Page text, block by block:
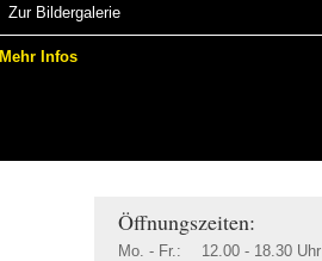
Zur Bildergalerie
Mehr Infos
Öffnungszeiten:
Mo. - Fr.:
12.00 - 18.30 Uhr